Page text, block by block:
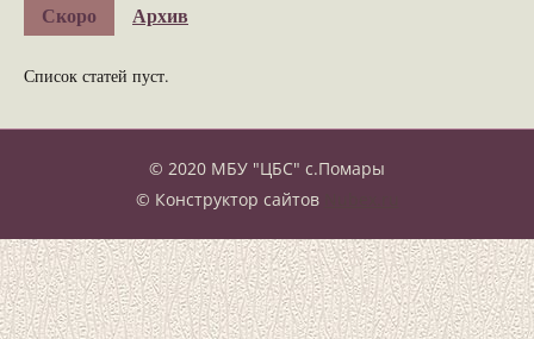
Скоро Архив
Список статей пуст.
© 2020 МБУ "ЦБС" с.Помары
© Конструктор сайтов